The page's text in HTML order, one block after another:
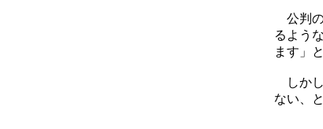
公判の
るよう
ます」
しかし
ない、